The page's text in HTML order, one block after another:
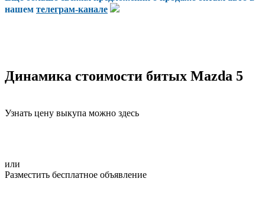
нашем телеграм-канале
Динамика стоимости битых Mazda 5
Узнать цену выкупа можно здесь
или
Разместить бесплатное объявление